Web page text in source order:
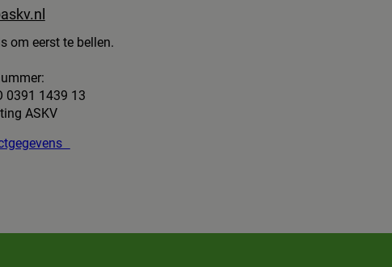
om eerst te bellen.
0391 1439 13
ASKV